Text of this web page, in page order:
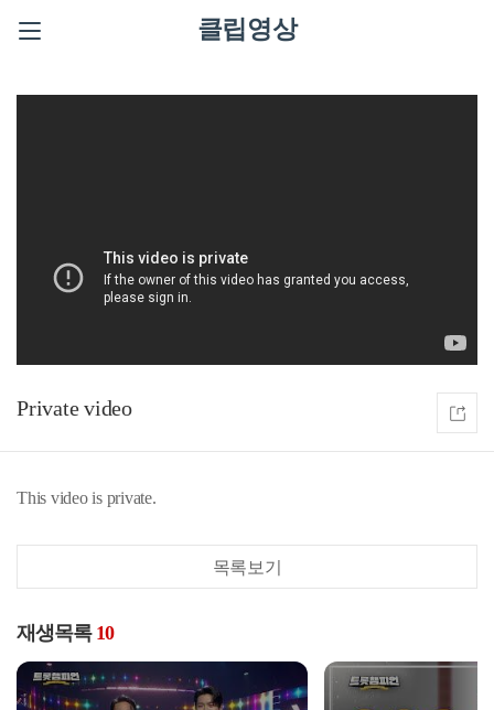
클립영상
Private video
This video is private.
목록보기
재생목록 10